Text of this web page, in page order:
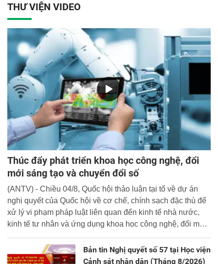
THƯ VIỆN VIDEO
Thúc đẩy phát triển khoa học công nghệ, đổi
mới sáng tạo và chuyển đổi số
(ANTV) - Chiều 04/8, Quốc hội thảo luận tại tổ về dự án
nghị quyết của Quốc hội về cơ chế, chính sạch đặc thù để
xử lý vi phạm pháp luật liên quan đến kinh tế nhà nước,
kinh tế tư nhân và ứng dụng khoa học công nghệ, đổi mới
Bản tin Nghị quyết số 57 tại Học viện
Cảnh sát nhân dân (Tháng 8/2026)